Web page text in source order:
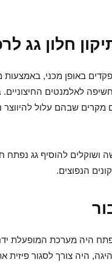
חלון גג
באופן מכני, באמצעות
לאלמנטים החיצוניים.
שבהם עלול להיווצר
להוסיף גג נפתח
הנפוצים.
היה מערכת המופעלת
היה צורך לסגור